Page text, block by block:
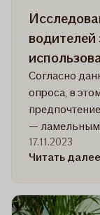
водителей
Согласно
опроса, в
—
17.11.2023
Читать далее